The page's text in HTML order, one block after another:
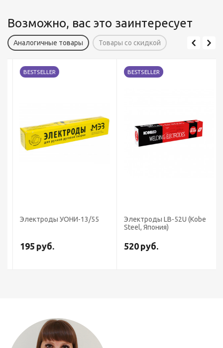
Возможно, вас это заинтересует
Аналогичные товары Товары со скидкой
BESTSELLER
Электроды УОНИ-13/55
195руб.
BESTSELLER
Электроды LB-52U (Kobe
Steel, Япония)
520 руб.